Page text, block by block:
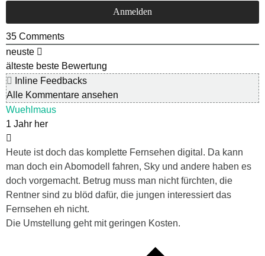
35 Comments
neuste
älteste beste Bewertung
Inline Feedbacks
Alle Kommentare ansehen
Wuehlmaus
1 Jahr her
Heute ist doch das komplette Fernsehen digital. Da kann
man doch ein Abomodell fahren, Sky und andere haben es
doch vorgemacht. Betrug muss man nicht fürchten, die
Rentner sind zu blöd dafür, die jungen interessiert das
Fernsehen eh nicht.
Die Umstellung geht mit geringen Kosten.